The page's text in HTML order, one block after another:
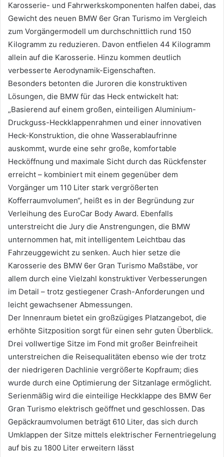
Karosserie- und Fahrwerkskomponenten halfen dabei, das
Gewicht des neuen BMW 6er Gran Turismo im Vergleich
zum Vorgängermodell um durchschnittlich rund 150
Kilogramm zu reduzieren. Davon entfielen 44 Kilogramm
allein auf die Karosserie. Hinzu kommen deutlich
verbesserte Aerodynamik-Eigenschaften.
Besonders betonten die Juroren die konstruktiven
Lösungen, die BMW für das Heck entwickelt hat:
„Basierend auf einem großen, einteiligen Aluminium-
Druckguss-Heckklappenrahmen und einer innovativen
Heck-Konstruktion, die ohne Wasserablaufrinne
auskommt, wurde eine sehr große, komfortable
Hecköffnung und maximale Sicht durch das Rückfenster
erreicht – kombiniert mit einem gegenüber dem
Vorgänger um 110 Liter stark vergrößerten
Kofferraumvolumen“, heißt es in der Begründung zur
Verleihung des EuroCar Body Award. Ebenfalls
unterstreicht die Jury die Anstrengungen, die BMW
unternommen hat, mit intelligentem Leichtbau das
Fahrzeuggewicht zu senken. Auch hier setze die
Karosserie des BMW 6er Gran Turismo Maßstäbe, vor
allem durch eine Vielzahl konstruktiver Verbesserungen
im Detail – trotz gestiegener Crash-Anforderungen und
leicht gewachsener Abmessungen.
Der Innenraum bietet ein großzügiges Platzangebot, die
erhöhte Sitzposition sorgt für einen sehr guten Überblick.
Drei vollwertige Sitze im Fond mit großer Beinfreiheit
unterstreichen die Reisequalitäten ebenso wie der trotz
der niedrigeren Dachlinie vergrößerte Kopfraum; dies
wurde durch eine Optimierung der Sitzanlage ermöglicht.
Serienmäßig wird die einteilige Heckklappe des BMW 6er
Gran Turismo elektrisch geöffnet und geschlossen. Das
Gepäckraumvolumen beträgt 610 Liter, das sich durch
Umklappen der Sitze mittels elektrischer Fernentriegelung
auf bis zu 1800 Liter erweitern lässt